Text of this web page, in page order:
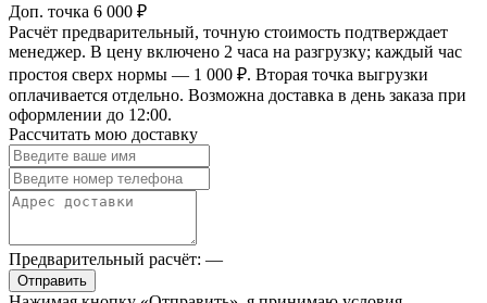
Доп. точка 6 000 ₽
Расчёт предварительный, точную стоимость подтверждает
менеджер. В цену включено 2 часа на разгрузку; каждый час
простоя сверх нормы — 1 000 ₽. Вторая точка выгрузки
оплачивается отдельно. Возможна доставка в день заказа при
оформлении до 12:00.
Рассчитать мою доставку
Предварительный расчёт: —
Отправить